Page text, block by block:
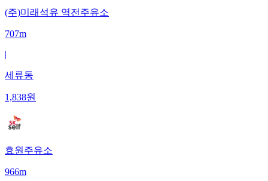
(주)미래석유 역전주유소
707m
|
세류동
1,838원
효원주유소
966m